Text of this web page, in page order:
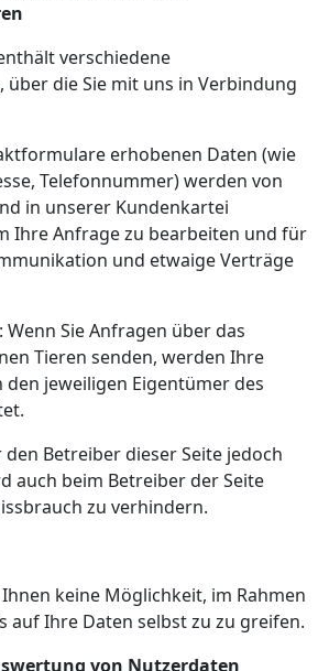
verschiedene
die Sie mit uns in Verbindung
erhobenen Daten (wie
Telefonnummer) werden von
in unserer Kundenkartei
Ihre Anfrage zu bearbeiten und für
und etwaige Verträge
Wenn Sie Anfragen über das
Tieren senden, werden Ihre
jeweiligen Eigentümer des
Betreiber dieser Seite jedoch
auch beim Betreiber der Seite
zu verhindern.
keine Möglichkeit, im Rahmen
auf Ihre Daten selbst zu zu greifen.
von Nutzerdaten